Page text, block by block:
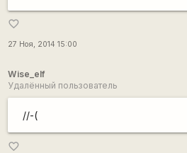
favorite_border
27 Ноя, 2014 15:00
Wise_elf
Удалённый пользователь
//-(
favorite_border